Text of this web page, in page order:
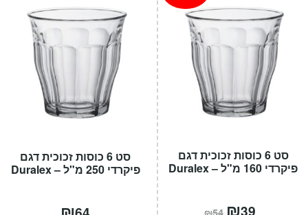
סט 6 כוסות זכוכית דגם
פיקרדי 250 מ"ל – Duralex
סט 6 כוסות זכוכית דגם
פיקרדי 160 מ"ל – Duralex
המחיר
₪39